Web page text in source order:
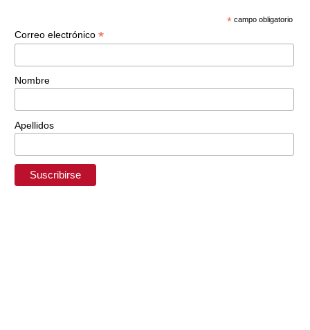
* campo obligatorio
Correo electrónico *
Nombre
Apellidos